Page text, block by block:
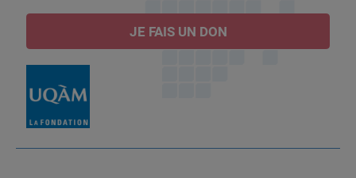
JE FAIS UN DON